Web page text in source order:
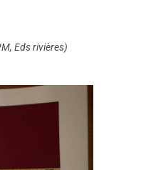
Eds rivières)